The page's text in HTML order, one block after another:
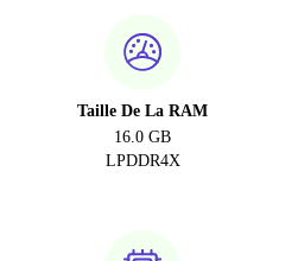
Taille De La RAM
16.0 GB
LPDDR4X